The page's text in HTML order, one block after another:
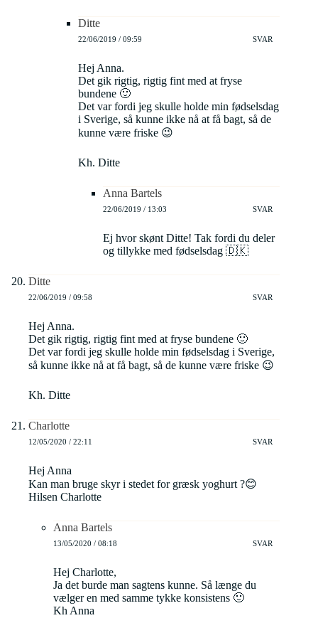
Ditte
22/06/2019 / 09:59 SVAR
Hej Anna.
Det gik rigtig, rigtig fint med at fryse
bundene 🙂
Det var fordi jeg skulle holde min fødselsdag
i Sverige, så kunne ikke nå at få bagt, så de
kunne være friske 😉
Kh. Ditte
Anna Bartels
22/06/2019 / 13:03 SVAR
Ej hvor skønt Ditte! Tak fordi du deler
og tillykke med fødselsdag 🇩🇰
Ditte
22/06/2019 / 09:58 SVAR
Hej Anna.
Det gik rigtig, rigtig fint med at fryse bundene 🙂
Det var fordi jeg skulle holde min fødselsdag i Sverige,
så kunne ikke nå at få bagt, så de kunne være friske 😉
Kh. Ditte
Charlotte
12/05/2020 / 22:11 SVAR
Hej Anna
Kan man bruge skyr i stedet for græsk yoghurt ?😊
Hilsen Charlotte
Anna Bartels
13/05/2020 / 08:18 SVAR
Hej Charlotte,
Ja det burde man sagtens kunne. Så længe du
vælger en med samme tykke konsistens 🙂
Kh Anna